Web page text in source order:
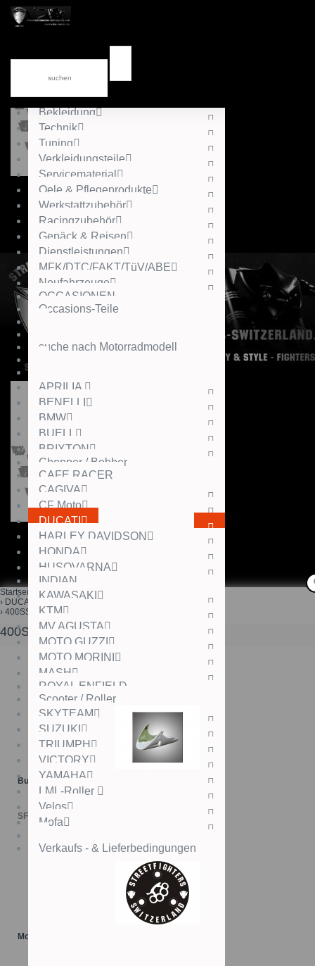
Gutschein
Helme
Bekleidung
Technik
Tuning
Verkleidungsteile
Servicematerial
Oele & Pflegeprodukte
Werkstattzubehör
Racingzubehör
Gepäck & Reisen
Dienstleistungen
MFK/DTC/FAKT/TüV/ABE
Neufahrzeuge
OCCASIONEN
Occasions-Teile
suche nach Motorradmodell
APRILIA
BENELLI
BMW
BUELL
BRIXTON
Chopper / Bobber
CAFE RACER
CAGIVA
CF Moto
DUCATI
HARLEY DAVIDSON
HONDA
HUSQVARNA
INDIAN
KAWASAKI
KTM
MV AGUSTA
MOTO GUZZI
MOTO MORINI
MASH
ROYAL ENFIELD
Scooter / Roller
SKYTEAM
SUZUKI
TRIUMPH
VICTORY
YAMAHA
LML-Roller
Velos
Mofa
Verkaufs - & Lieferbedingungen
Startseite
DUCATI
400SS
400SS
Bugspoiler D0250
SFr. 150.00
Motordeckel "LOGO"